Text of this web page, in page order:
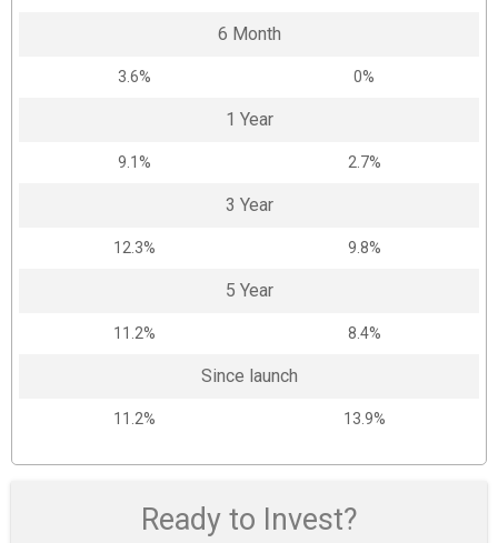
6 Month
3.6% 0%
1 Year
9.1% 2.7%
3 Year
12.3% 9.8%
5 Year
11.2% 8.4%
Since launch
11.2% 13.9%
Ready to Invest?